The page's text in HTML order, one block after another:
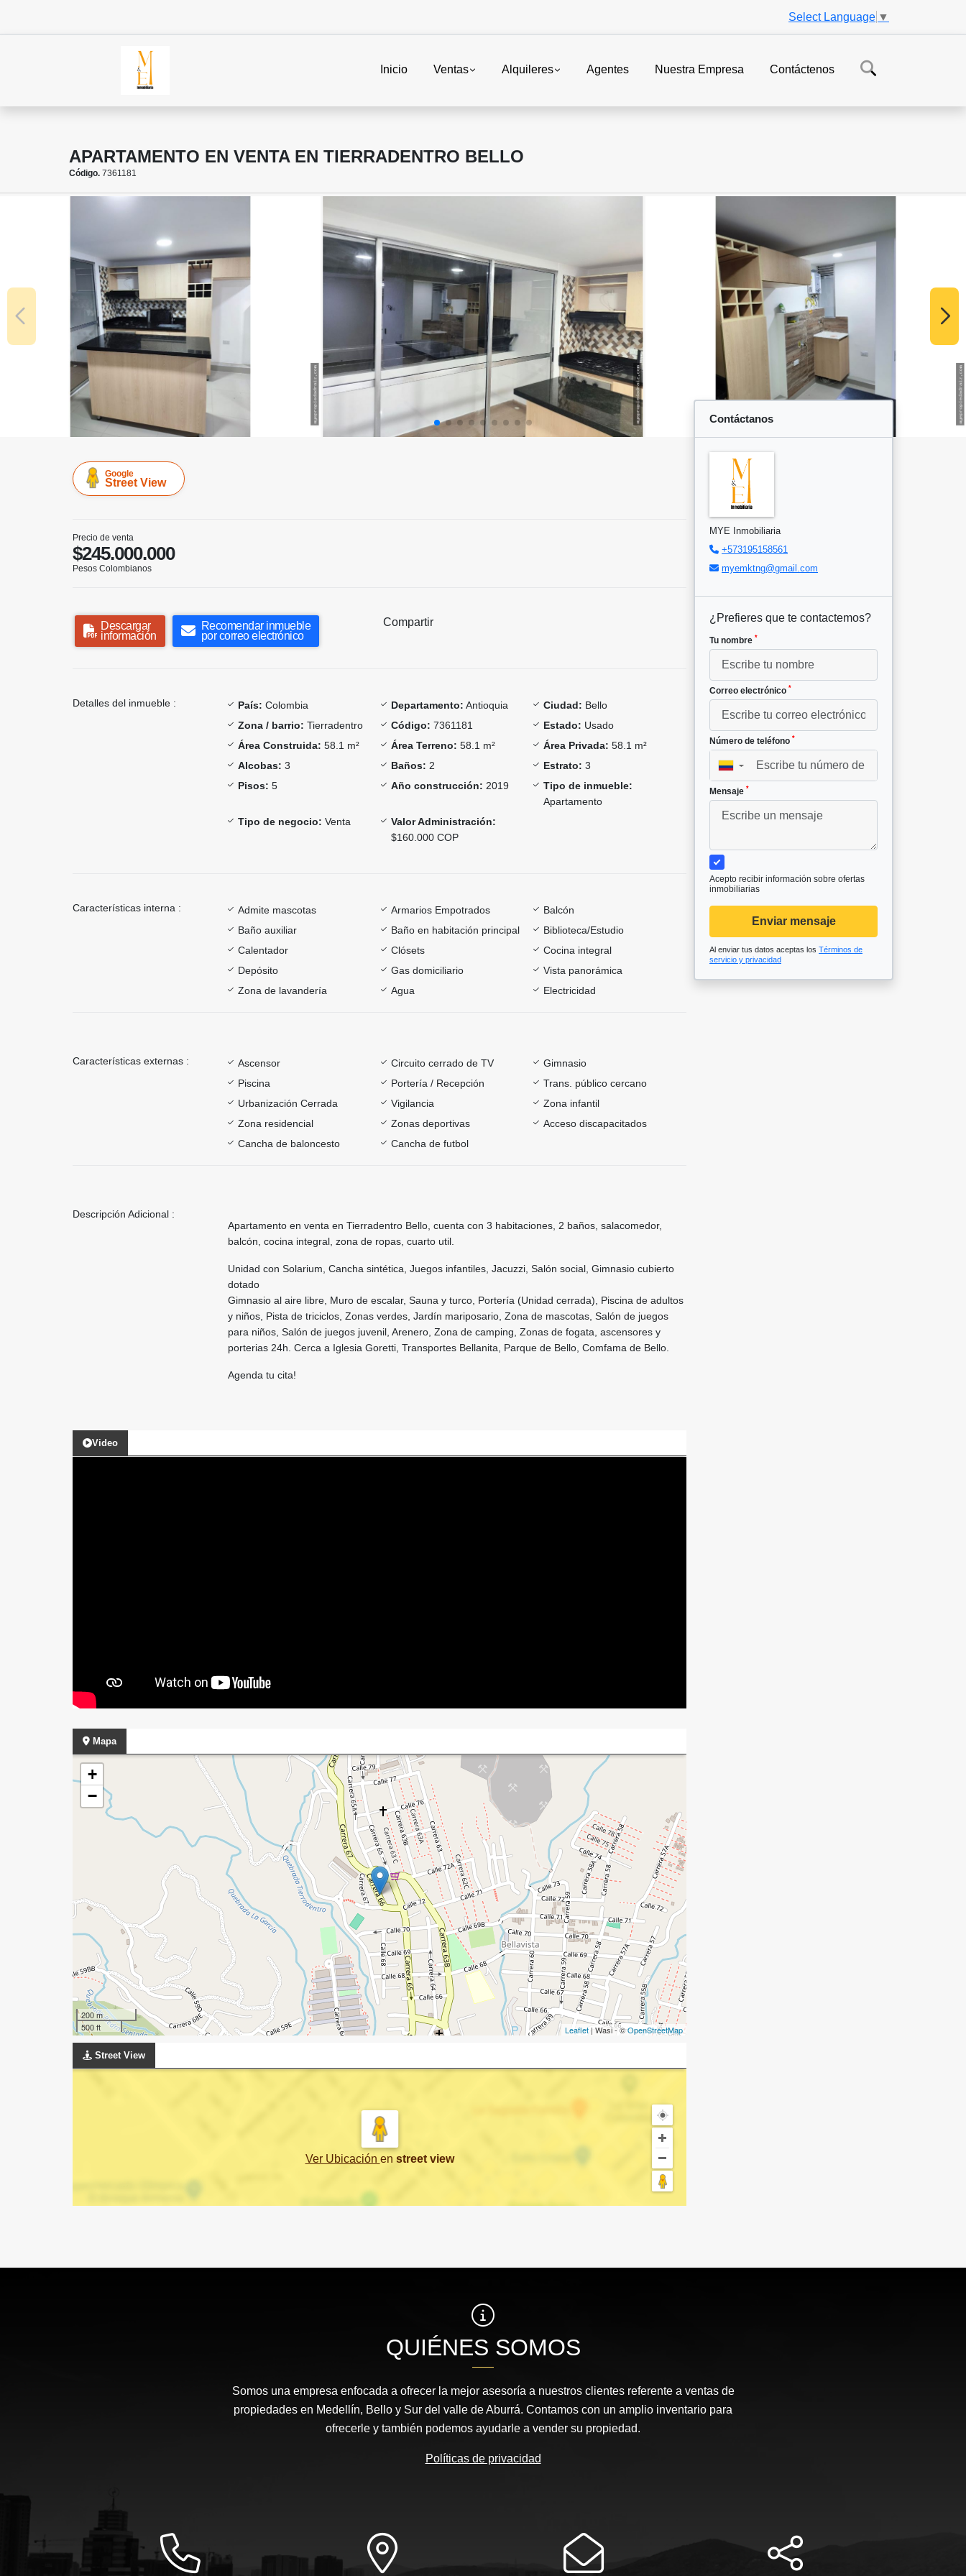
Select Language ▼
Inicio Ventas Alquileres Agentes Nuestra Empresa Contáctenos
APARTAMENTO EN VENTA EN TIERRADENTRO BELLO
Código. 7361181
Google
Street View
Precio de venta
$245.000.000
Pesos Colombianos
Descargar
información
Recomendar inmueble
por correo electrónico
Compartir
Detalles del inmueble : País: Colombia Departamento: Antioquia Ciudad: Bello
Zona / barrio: Tierradentro Código: 7361181 Estado: Usado
Área Construida: 58.1 m² Área Terreno: 58.1 m² Área Privada: 58.1 m²
Alcobas: 3 Baños: 2 Estrato: 3
Pisos: 5 Año construcción: 2019
Tipo de inmueble:
Apartamento
Tipo de negocio: Venta
Valor Administración:
$160.000 COP
Características interna : Admite mascotas Armarios Empotrados
Balcón
Baño auxiliar
Baño en habitación principal
Biblioteca/Estudio
Calentador
Clósets
Cocina integral
Depósito
Gas domiciliario
Vista panorámica
Zona de lavandería
Agua Electricidad
Características externas : Ascensor Circuito cerrado de TV
Gimnasio
Piscina
Portería / Recepción
Trans. público cercano
Urbanización Cerrada
Vigilancia
Zona infantil
Zona residencial
Zonas deportivas
Acceso discapacitados
Cancha de baloncesto
Cancha de futbol
Descripción Adicional :
Apartamento en venta en Tierradentro Bello, cuenta con 3 habitaciones, 2 baños, salacomedor,
balcón, cocina integral, zona de ropas, cuarto util.
Unidad con Solarium, Cancha sintética, Juegos infantiles, Jacuzzi, Salón social, Gimnasio cubierto
dotado
Gimnasio al aire libre, Muro de escalar, Sauna y turco, Portería (Unidad cerrada), Piscina de adultos
y niños, Pista de triciclos, Zonas verdes, Jardín mariposario, Zona de mascotas, Salón de juegos
para niños, Salón de juegos juvenil, Arenero, Zona de camping, Zonas de fogata, ascensores y
porterias 24h. Cerca a Iglesia Goretti, Transportes Bellanita, Parque de Bello, Comfama de Bello.
Agenda tu cita!
Video
Mapa
+
−
200 m
500 ft
Leaflet | Wasi - ©OpenStreetMap
Street View
Ver Ubicación en street view
Contáctanos
MYE Inmobiliaria
+573195158561
myemktng@gmail.com
¿Prefieres que te contactemos?
Tu nombre *
Correo electrónico *
Número de teléfono *
▼
Mensaje *
Acepto recibir información sobre ofertas
inmobiliarias
Enviar mensaje
Al enviar tus datos aceptas los Términos de
servicio y privacidad
QUIÉNES SOMOS
Somos una empresa enfocada a ofrecer la mejor asesoría a nuestros clientes referente a ventas de
propiedades en Medellín, Bello y Sur del valle de Aburrá. Contamos con un amplio inventario para
ofrecerle y también podemos ayudarle a vender su propiedad.
Políticas de privacidad